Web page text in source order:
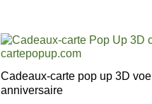
Cadeaux-carte pop up 3D
anniversaire
Original
price
6,30 €.
Current
price
5,30 €.